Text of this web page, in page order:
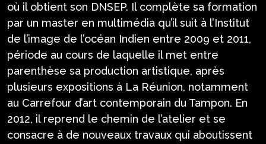
où il obtient son DNSEP. Il complète sa formation
par un master en multimédia qu’il suit à l’Institut
de l’image de l’océan Indien entre 2009 et 2011,
période au cours de laquelle il met entre
parenthèse sa production artistique, après
plusieurs expositions à La Réunion, notamment
au Carrefour d’art contemporain du Tampon. En
2012, il reprend le chemin de l’atelier et se
consacre à de nouveaux travaux qui aboutissent